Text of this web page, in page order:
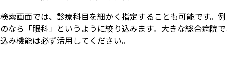
検索画面では、診療科目を細かく指定することも可能です。
のなら「眼科」というように絞り込みます。大きな総合病院
込み機能は必ず活用してください。